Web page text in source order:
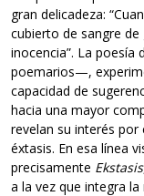
gran delicadeza:
cubierto de sangre
inocencia”. La
poemarios—,
capacidad de
hacia una mayor
revelan su interés
éxtasis. En esa línea
precisamente Ekstasis
a la vez que integra la